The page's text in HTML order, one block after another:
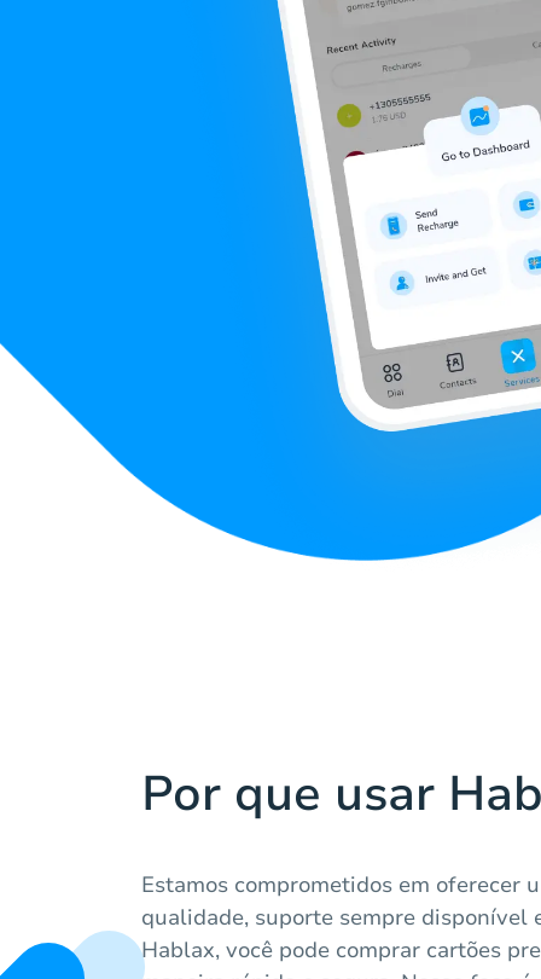
Por que usar
Estamos comprometidos em oferecer
qualidade, suporte sempre disponível
Hablax, você pode comprar cartões